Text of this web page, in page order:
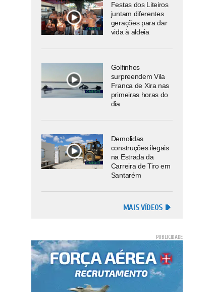
Festas dos Liteiros
juntam diferentes
gerações para dar
vida à aldeia
Golfinhos
surpreendem Vila
Franca de Xira nas
primeiras horas do
dia
Demolidas
construções ilegais
na Estrada da
Carreira de Tiro em
Santarém
MAIS VÍDEOS